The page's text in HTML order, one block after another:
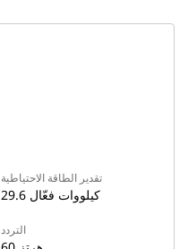
تقدير الطاقة الاحتياطية
29.6 كيلووات فعّال
التردد